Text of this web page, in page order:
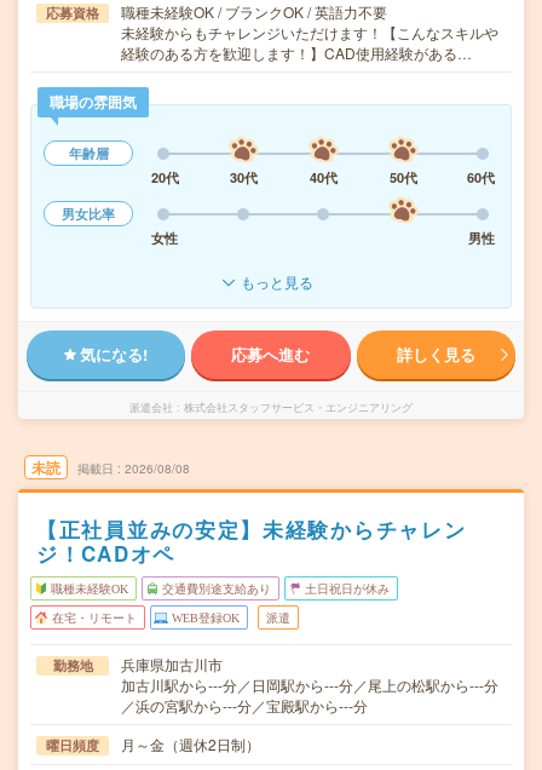
応募資格
職種未経験OK / ブランクOK / 英語力不要
未経験からもチャレンジいただけます！【こんなスキルや
経験のある方を歓迎します！】CAD使用経験がある…
職場の雰囲気
年齢層
20代
30代 40代 50代
60代
男女比率
女性
男性
もっと見る
気になる! 応募へ進む 詳しく見る
派遣会社 株式会社スタッフサービス・エンジニアリング
未読 掲載日 2026/08/08
【正社員並みの安定】未経験からチャレン
ジ！CADオペ
職種未経験OK 交通費別途支給あり 土日祝日が休み
在宅・リモート WEB登録OK 派遣
勤務地
兵庫県加古川市
加古川駅から---分／日岡駅から---分／尾上の松駅から---分
／浜の宮駅から---分／宝殿駅から---分
曜日頻度 月～金（週休2日制）